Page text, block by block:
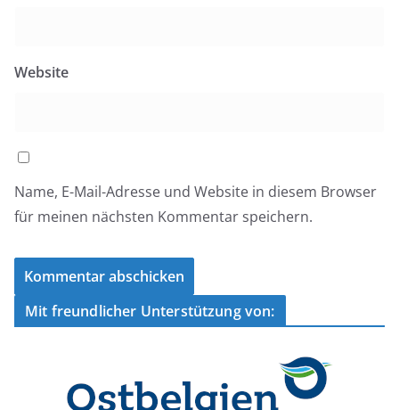
Website
Name, E-Mail-Adresse und Website in diesem Browser
für meinen nächsten Kommentar speichern.
Mit freundlicher Unterstützung von: